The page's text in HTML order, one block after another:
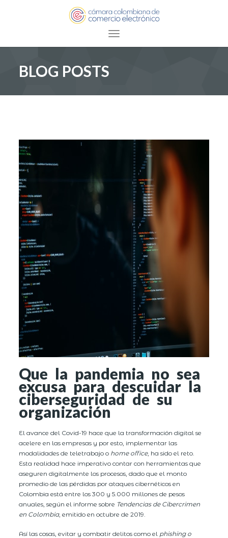
Toggle navigation
BLOG POSTS
Que la pandemia no sea
excusa para descuidar la
ciberseguridad de su
organización
El avance del Covid-19 hace que la transformación digital se
acelere en las empresas y por esto, implementar las
modalidades de teletrabajo o home office, ha sido el reto.
Esta realidad hace imperativo contar con herramientas que
aseguren digitalmente los procesos, dado que el monto
promedio de las pérdidas por ataques cibernéticos en
Colombia está entre los 300 y 5.000 millones de pesos
anuales, según el informe sobre Tendencias de Cibercrimen
en Colombia, emitido en octubre de 2019.
Así las cosas, evitar y combatir delitos como el phishing o